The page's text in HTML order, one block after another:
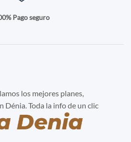
Pago seguro
los mejores planes,
Dénia. Toda la info de un clic